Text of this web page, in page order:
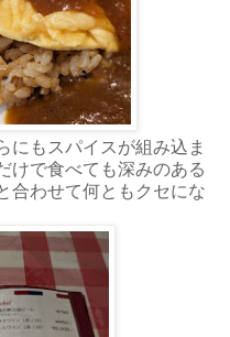
にもスパイスが組み込ま
けで食べても深みのある
合わせて何ともクセにな